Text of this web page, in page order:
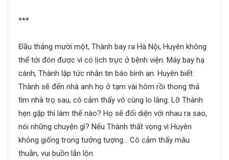
***
Đầu tháng mười một, Thành bay ra Hà Nội, Huyên không
thể tới đón được vì có lịch trực ở bệnh viện. Máy bay hạ
cánh, Thành lập tức nhắn tin báo bình an. Huyên biết
Thành sẽ đến nhà anh họ ở tạm vài hôm rồi thong thả
tìm nhà trọ sau, cô cảm thấy vô cùng lo lắng. Lỡ Thành
hẹn gặp thì làm thế nào? Họ sẽ đối diện với nhau ra sao,
nói những chuyện gì? Nếu Thành thất vọng vì Huyên
không giống trong tưởng tượng… Cô cảm thấy mâu
thuẫn, vui buồn lẫn lộn.